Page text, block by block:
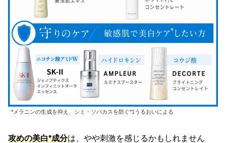
*メラニンの生成を抑え、シミ・ソバカスを防ぐ*1うるおいによる
攻めの美白*成分は、やや刺激を感じるかもしれません